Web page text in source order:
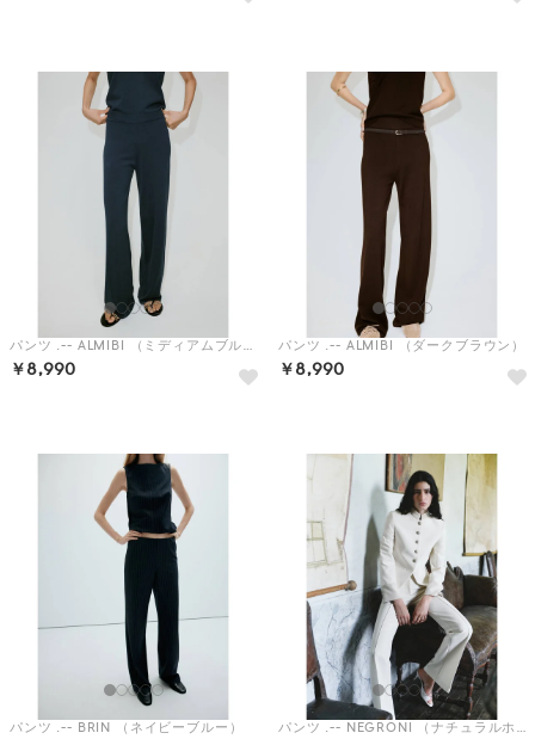
パンツ .-- ALMIBI （ミディアムブルー）
￥8,990
パンツ .-- ALMIBI （ダークブラウン）
￥8,990
パンツ .-- BRIN （ネイビーブルー） パンツ .-- NEGRONI （ナチュラルホワイト）